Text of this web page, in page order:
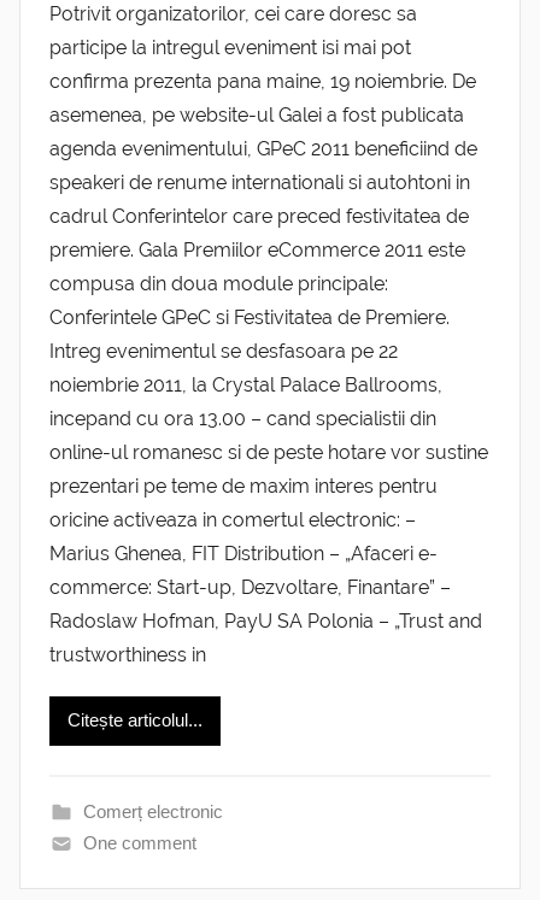
Potrivit organizatorilor, cei care doresc sa
participe la intregul eveniment isi mai pot
confirma prezenta pana maine, 19 noiembrie. De
asemenea, pe website-ul Galei a fost publicata
agenda evenimentului, GPeC 2011 beneficiind de
speakeri de renume internationali si autohtoni in
cadrul Conferintelor care preced festivitatea de
premiere. Gala Premiilor eCommerce 2011 este
compusa din doua module principale:
Conferintele GPeC si Festivitatea de Premiere.
Intreg evenimentul se desfasoara pe 22
noiembrie 2011, la Crystal Palace Ballrooms,
incepand cu ora 13.00 – cand specialistii din
online-ul romanesc si de peste hotare vor sustine
prezentari pe teme de maxim interes pentru
oricine activeaza in comertul electronic: –
Marius Ghenea, FIT Distribution – „Afaceri e-
commerce: Start-up, Dezvoltare, Finantare” –
Radoslaw Hofman, PayU SA Polonia – „Trust and
trustworthiness in
Citește articolul...
Comerț electronic
One comment